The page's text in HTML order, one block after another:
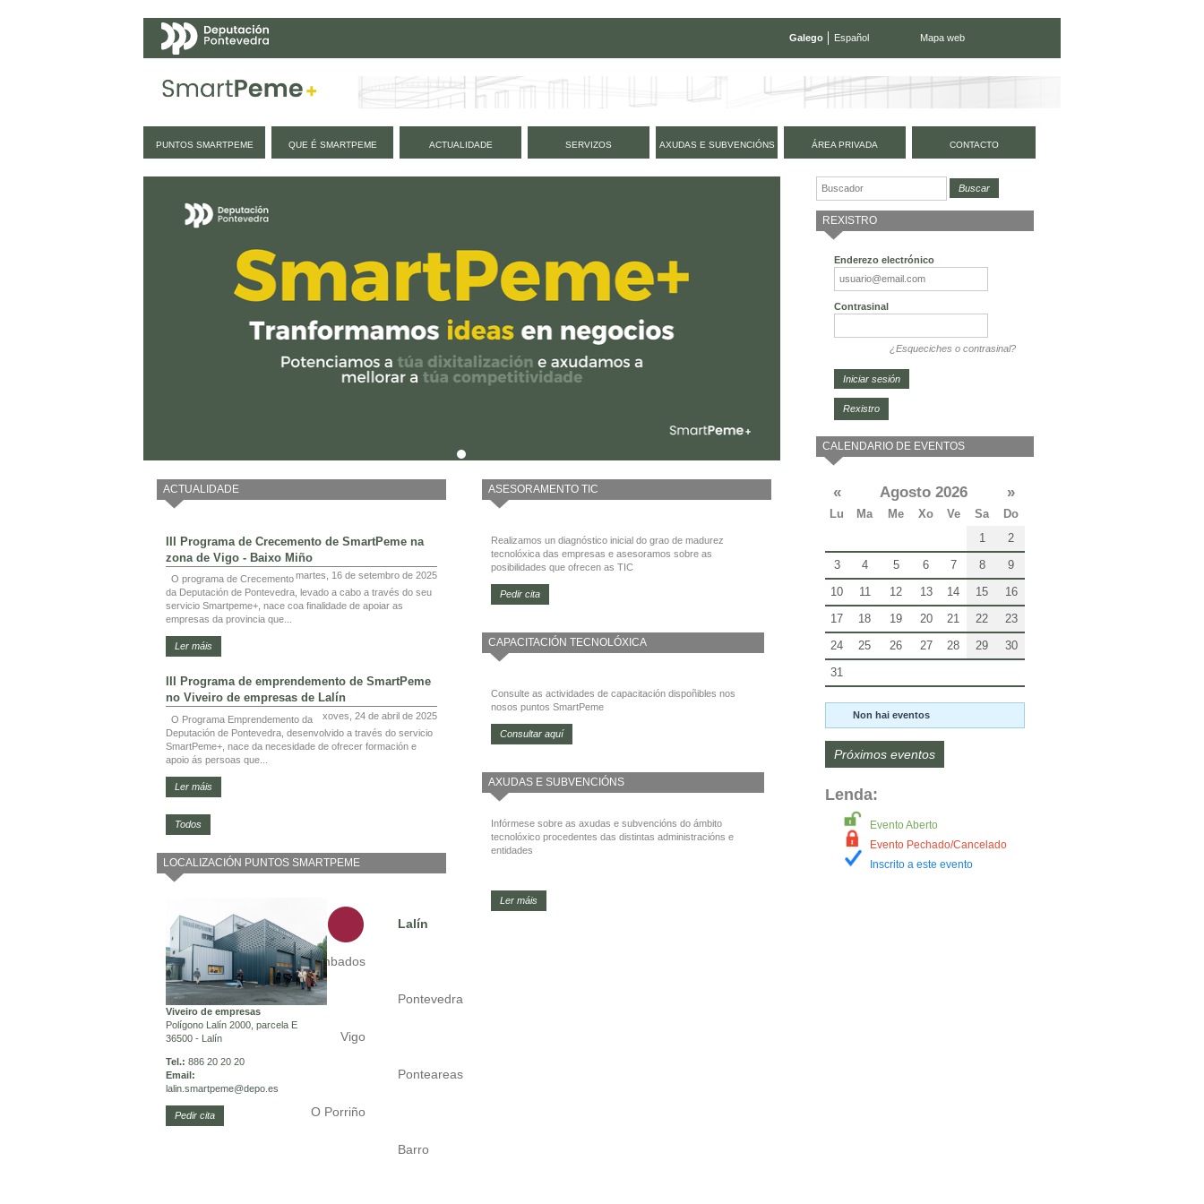
Galego Español Mapa web
PUNTOS SMARTPEME QUE É SMARTPEME ACTUALIDADE SERVIZOS AXUDAS E SUBVENCIÓNS ÁREA PRIVADA CONTACTO
ACTUALIDADE
III Programa de Crecemento de SmartPeme na
zona de Vigo - Baixo Miño
martes, 16 de setembro de 2025
O programa de Crecemento
da Deputación de Pontevedra, levado a cabo a través do seu
servicio Smartpeme+, nace coa finalidade de apoiar as
empresas da provincia que...
Ler máis
III Programa de emprendemento de SmartPeme
no Viveiro de empresas de Lalín
xoves, 24 de abril de 2025
O Programa Emprendemento da
Deputación de Pontevedra, desenvolvido a través do servicio
SmartPeme+, nace da necesidade de ofrecer formación e
apoio ás persoas que...
Ler máis
Todos
LOCALIZACIÓN PUNTOS SMARTPEME
Viveiro de empresas
Polígono Lalín 2000, parcela E
36500 - Lalín
Tel.: 886 20 20 20
Email:
lalin.smartpeme@depo.es
Pedir cita
Lalín
Cambados
Pontevedra
Vigo
Ponteareas
O Porriño
Barro
ASESORAMENTO TIC
Realizamos un diagnóstico inicial do grao de madurez
tecnolóxica das empresas e asesoramos sobre as
posibilidades que ofrecen as TIC
Pedir cita
CAPACITACIÓN TECNOLÓXICA
Consulte as actividades de capacitación dispoñibles nos
nosos puntos SmartPeme
Consultar aquí
AXUDAS E SUBVENCIÓNS
Infórmese sobre as axudas e subvencións do ámbito
tecnolóxico procedentes das distintas administracións e
entidades
Ler máis
REXISTRO
Enderezo electrónico
Contrasinal
¿Esqueciches o contrasinal?
Rexistro
CALENDARIO DE EVENTOS
« Agosto 2026 »
Lu Ma Me Xo Ve Sa
Do
1
2
3
4 5 6 7 8
9
10
11 12 13 14 15
16
17
18 19 20 21 22
23
24
25 26 27 28 29
30
31
Non hai eventos
Próximos eventos
Lenda:
Evento Aberto
Evento Pechado/Cancelado
Inscrito a este evento